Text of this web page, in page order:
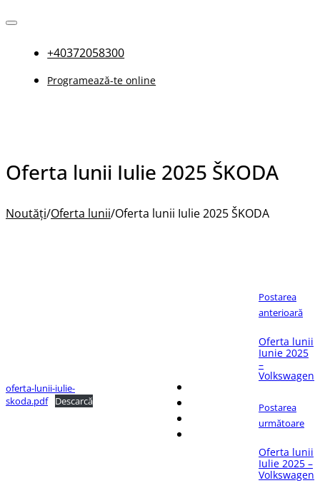
+40372058300
Programează-te online
Oferta lunii Iulie 2025 ŠKODA
Noutăți/Oferta lunii/Oferta lunii Iulie 2025 ŠKODA
oferta-lunii-iulie-
skoda.pdf
Descarcă
Postarea
anterioară
Oferta lunii
Iunie 2025
–
Volkswagen
Postarea
următoare
Oferta lunii
Iulie 2025 –
Volkswagen